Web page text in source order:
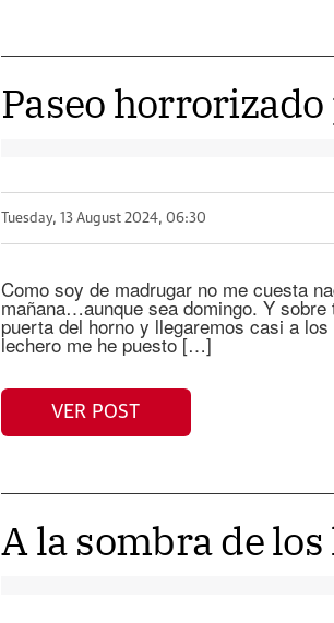
Paseo
Tuesday, 13 August 2024, 06:30
Como soy de madrugar no me cuesta
mañana…aunque sea domingo. Y
puerta del horno y llegaremos casi a
lechero me he puesto […]
VER POST
A la sombra de